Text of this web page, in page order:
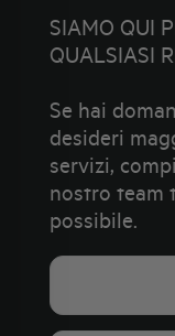
SIAMO QUI
QUALSIASI
Se hai
desideri
servizi,
nostro team
possibile.